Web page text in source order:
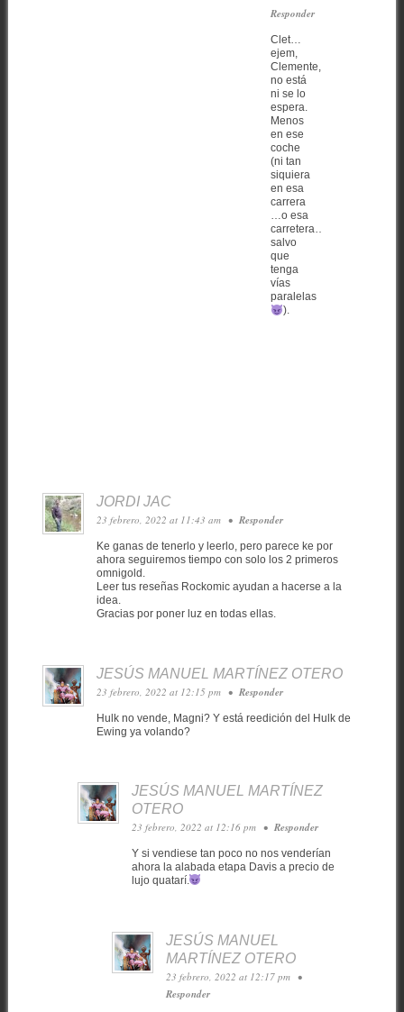
Responder
Clet…
ejem,
Clemente,
no está
ni se lo
espera.
Menos
en ese
coche
(ni tan
siquiera
en esa
carrera
…o esa
carretera…
salvo
que
tenga
vías
paralelas
).
JORDI JAC
23 febrero, 2022 at 11:43 am • Responder
Ke ganas de tenerlo y leerlo, pero parece ke por
ahora seguiremos tiempo con solo los 2 primeros
omnigold.
Leer tus reseñas Rockomic ayudan a hacerse a la
idea.
Gracias por poner luz en todas ellas.
JESÚS MANUEL MARTÍNEZ OTERO
23 febrero, 2022 at 12:15 pm • Responder
Hulk no vende, Magni? Y está reedición del Hulk de
Ewing ya volando?
JESÚS MANUEL MARTÍNEZ
OTERO
23 febrero, 2022 at 12:16 pm • Responder
Y si vendiese tan poco no nos venderían
ahora la alabada etapa Davis a precio de
lujo quatarí.
JESÚS MANUEL
MARTÍNEZ OTERO
23 febrero, 2022 at 12:17 pm •
Responder